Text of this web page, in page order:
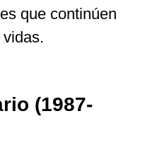
que continúen
(1987-